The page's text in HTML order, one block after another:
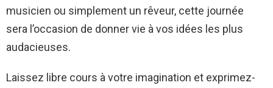
musicien ou simplement un rêveur, cette journée
sera l’occasion de donner vie à vos idées les plus
audacieuses.
Laissez libre cours à votre imagination et exprimez-